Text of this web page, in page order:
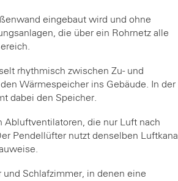
eingebaut wird und ohne
die über ein Rohrnetz alle
rhythmisch zwischen Zu- und
Wärmespeicher ins Gebäude. In der
dabei den Speicher.
die nur Luft nach
Pendellüfter nutzt denselben Luftkanal
Schlafzimmer, in denen eine